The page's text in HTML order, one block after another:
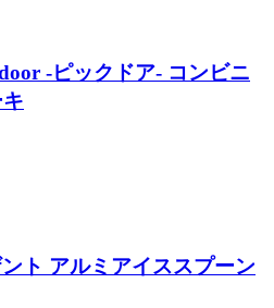
-ピックドア- コンビニ
ト アルミアイススプーン